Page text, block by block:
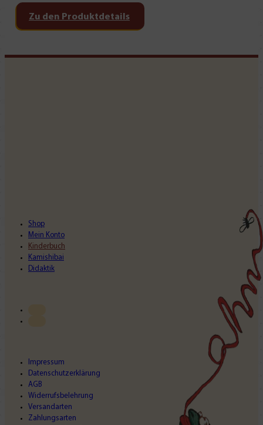
Zu den Produktdetails
Shop
Mein Konto
Kinderbuch
Kamishibai
Didaktik
Impressum
Datenschutzerklärung
AGB
Widerrufsbelehrung
Versandarten
Zahlungsarten